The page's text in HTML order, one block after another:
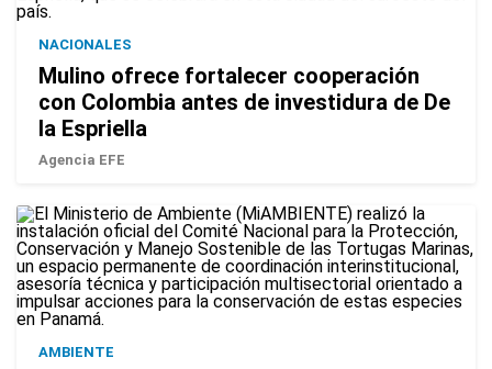
NACIONALES
Mulino ofrece fortalecer cooperación
con Colombia antes de investidura de De
la Espriella
Agencia EFE
AMBIENTE